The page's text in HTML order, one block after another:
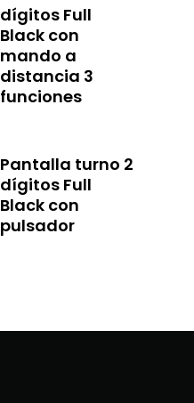
dígitos Full
Black con
mando a
distancia 3
funciones
Pantalla turno 2
dígitos Full
Black con
pulsador